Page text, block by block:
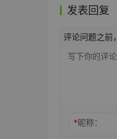
发表回复
评论问题之前，
*昵称：